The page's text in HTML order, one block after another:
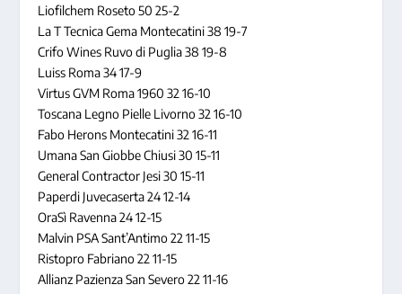
Liofilchem Roseto 50 25-2
La T Tecnica Gema Montecatini 38 19-7
Crifo Wines Ruvo di Puglia 38 19-8
Luiss Roma 34 17-9
Virtus GVM Roma 1960 32 16-10
Toscana Legno Pielle Livorno 32 16-10
Fabo Herons Montecatini 32 16-11
Umana San Giobbe Chiusi 30 15-11
General Contractor Jesi 30 15-11
Paperdi Juvecaserta 24 12-14
OraSì Ravenna 24 12-15
Malvin PSA Sant’Antimo 22 11-15
Ristopro Fabriano 22 11-15
Allianz Pazienza San Severo 22 11-16